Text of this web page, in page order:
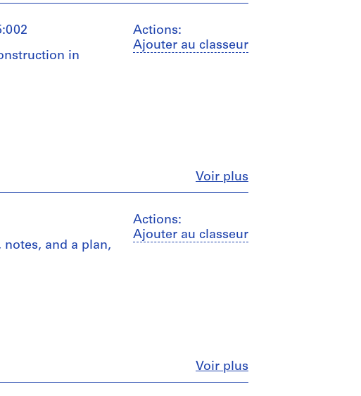
Actions:
Ajouter au classeur
Voir plusFermer
in
Actions:
Ajouter au classeur
Voir plusFermer
and a plan,